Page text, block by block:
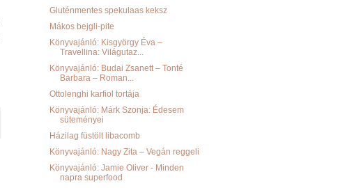
Gluténmentes spekulaas keksz
Mákos bejgli-pite
Könyvajánló: Kisgyörgy Éva –
Travellina: Világutaz...
Könyvajánló: Budai Zsanett – Tonté
Barbara – Roman...
Ottolenghi karfiol tortája
Könyvajánló: Márk Szonja: Édesem
süteményei
Házilag füstölt libacomb
Könyvajánló: Nagy Zita – Vegán reggeli
Könyvajánló: Jamie Oliver - Minden
napra superfood